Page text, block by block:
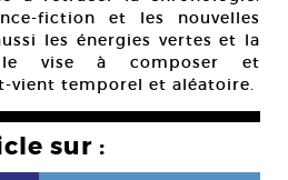
fiction et les nouvelles
les énergies vertes et la
vise à composer et
vient temporel et aléatoire.
sur :